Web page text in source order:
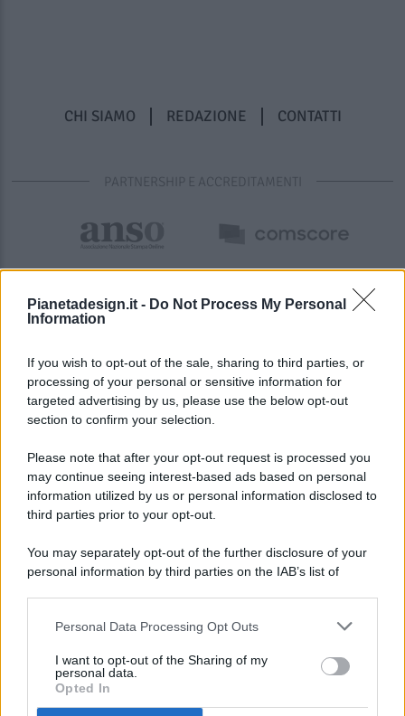
Pianetadesign.it - Do Not Process My Personal
Information
If you wish to opt-out of the sale, sharing to third parties, or
processing of your personal or sensitive information for
targeted advertising by us, please use the below opt-out
section to confirm your selection.
Please note that after your opt-out request is processed you
may continue seeing interest-based ads based on personal
information utilized by us or personal information disclosed to
third parties prior to your opt-out.
You may separately opt-out of the further disclosure of your
personal information by third parties on the IAB’s list of
This information may also be disclosed by us to third parties
disclose it to other third parties.
Personal Data Processing Opt Outs
I want to opt-out of the Sharing of my
personal data.
Opted In
CHI SIAMO REDAZIONE CONTATTI
PARTNERSHIP E ACCREDITAMENTI
© 2026 - Pianeta Design - P.IVA 04827280654 - Testata
Registrata Al Tribunale Di Nocera Inferiore N. 8/2020 - RG N.
ISCRIZIONE AL ROC N. 35792 – ISCRITTA ALL’ANSO
(ASSOCIAZIONE NAZIONALE STAMPA ONLINE)
PREFERENZE PRIVACY